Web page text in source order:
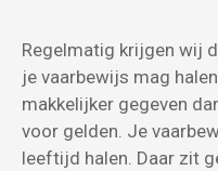
Regelmatig krijgen wij
je vaarbewijs mag
makkelijker gegeven
voor gelden. Je
leeftijd halen. Daar zit